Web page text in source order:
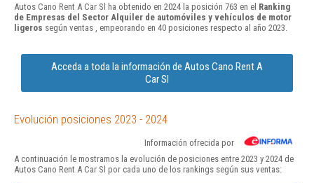
Autos Cano Rent A Car Sl ha obtenido en 2024 la posición 763 en el Ranking
de Empresas del Sector Alquiler de automóviles y vehículos de motor
ligeros según ventas , empeorando en 40 posiciones respecto al año 2023.
Acceda a toda la información de Autos Cano Rent A
Car Sl
Evolución posiciones 2023 - 2024
Información ofrecida por
A continuación le mostramos la evolución de posiciones entre 2023 y 2024 de
Autos Cano Rent A Car Sl por cada uno de los rankings según sus ventas: